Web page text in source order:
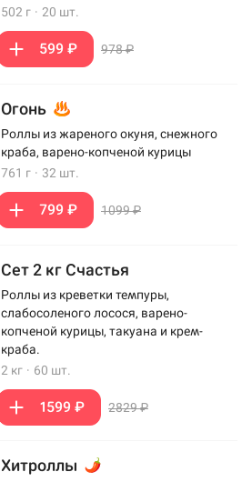
502 г · 20 шт.
599 ₽ 978 ₽
Огонь
Роллы из жареного окуня, снежного
краба, варено-копченой курицы
761 г · 32 шт.
799 ₽ 1099 ₽
Сет 2 кг Счастья
Роллы из креветки темпуры,
слабосоленого лосося, варено-
копченой курицы, такуана и крем-
краба.
2 кг · 60 шт.
1599 ₽ 2829 ₽
Хитроллы